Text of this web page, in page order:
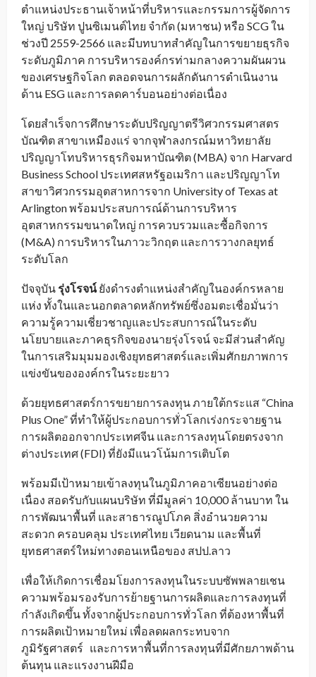
ตำแหน่งประธานเจ้าหน้าที่บริหารและกรรมการผู้จัดการ
ใหญ่ บริษัท ปูนซิเมนต์ไทย จำกัด (มหาชน) หรือ SCG ใน
ช่วงปี 2559-2566 และมีบทบาทสำคัญในการขยายธุรกิจ
ระดับภูมิภาค การบริหารองค์กรท่ามกลางความผันผวน
ของเศรษฐกิจโลก ตลอดจนการผลักดันการดำเนินงาน
ด้าน ESG และการลดคาร์บอนอย่างต่อเนื่อง
โดยสำเร็จการศึกษาระดับปริญญาตรีวิศวกรรมศาสตร
บัณฑิต สาขาเหมืองแร่ จากจุฬาลงกรณ์มหาวิทยาลัย
ปริญญาโทบริหารธุรกิจมหาบัณฑิต (MBA) จาก Harvard
Business School ประเทศสหรัฐอเมริกา และปริญญาโท
สาขาวิศวกรรมอุตสาหการจาก University of Texas at
Arlington พร้อมประสบการณ์ด้านการบริหาร
อุตสาหกรรมขนาดใหญ่ การควบรวมและซื้อกิจการ
(M&A) การบริหารในภาวะวิกฤต และการวางกลยุทธ์
ระดับโลก
ปัจจุบัน รุ่งโรจน์ยังดำรงตำแหน่งสำคัญในองค์กรหลาย
แห่ง ทั้งในและนอกตลาดหลักทรัพย์ซึ่งอมตะเชื่อมั่นว่า
ความรู้ความเชี่ยวชาญและประสบการณ์ในระดับ
นโยบายและภาคธุรกิจของนายรุ่งโรจน์ จะมีส่วนสำคัญ
ในการเสริมมุมมองเชิงยุทธศาสตร์และเพิ่มศักยภาพการ
แข่งขันขององค์กรในระยะยาว
ด้วยยุทธศาสตร์การขยายการลงทุน ภายใต้กระแส “China
Plus One” ที่ทำให้ผู้ประกอบการทั่วโลกเร่งกระจายฐาน
การผลิตออกจากประเทศจีน และการลงทุนโดยตรงจาก
ต่างประเทศ (FDI) ที่ยังมีแนวโน้มการเติบโต
พร้อมมีเป้าหมายเข้าลงทุนในภูมิภาคอาเซียนอย่างต่อ
เนื่อง สอดรับกับแผนบริษัท ที่มีมูลค่า 10,000 ล้านบาท ใน
การพัฒนาพื้นที่ และสาธารณูปโภค สิ่งอำนวยความ
สะดวก ครอบคลุม ประเทศไทย เวียดนาม และพื้นที่
ยุทธศาสตร์ใหม่ทางตอนเหนือของ สปป.ลาว
เพื่อให้เกิดการเชื่อมโยงการลงทุนในระบบซัพพลายเชน
ความพร้อมรองรับการย้ายฐานการผลิตและการลงทุนที่
กำลังเกิดขึ้น ทั้งจากผู้ประกอบการทั่วโลก ที่ต้องหาพื้นที่
การผลิตเป้าหมายใหม่ เพื่อลดผลกระทบจาก
ภูมิรัฐศาสตร์ และการหาพื้นที่การลงทุนที่มีศักยภาพด้าน
ต้นทุน และแรงงานฝีมือ